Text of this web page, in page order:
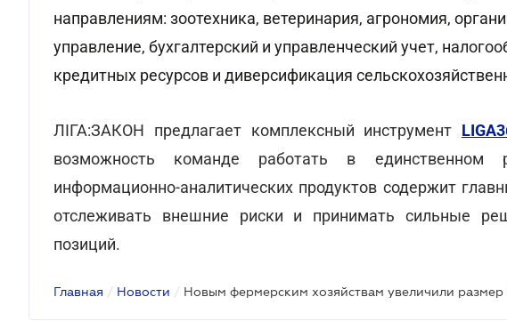
направлениям: зоотехника, ветеринария, агрономия,
управление, бухгалтерский и управленческий учет,
кредитных ресурсов и диверсификация
ЛІГА:ЗАКОН предлагает комплексный инструмент
возможность команде работать в единственном
информационно-аналитических продуктов содержит
отслеживать внешние риски и принимать сильные
позиций.
Главная / Новости /